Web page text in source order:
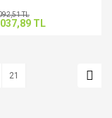
TL
TL
21